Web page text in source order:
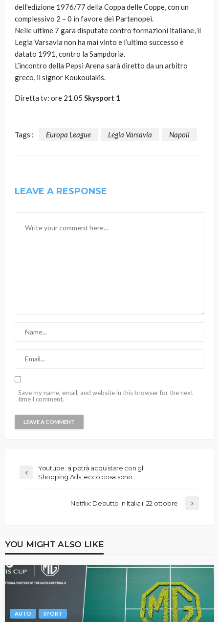
dell’edizione 1976/77 della Coppa delle Coppe, con un
complessivo 2 – 0 in favore dei Partenopei.
Nelle ultime 7 gara disputate contro formazioni italiane, il
Legia Varsavia non ha mai vinto e l’ultimo successo è
datato 1991, contro la Sampdoria.
L’incontro della Pepsi Arena sarà diretto da un arbitro
greco, il signor Koukoulakis.
Diretta tv: ore 21.05 Skysport 1
Tags : Europa League Legia Varsavia Napoli
LEAVE A RESPONSE
Save my name, email, and website in this browser for the next
time I comment.
Youtube: si potrà acquistare con gli
Shopping Ads, ecco cosa sono
Netflix: Debutto in Italia il 22 ottobre
YOU MIGHT ALSO LIKE
AUTO SPORT